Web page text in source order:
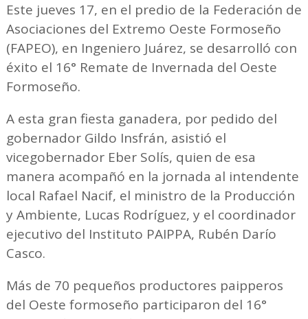
Este jueves 17, en el predio de la Federación de
Asociaciones del Extremo Oeste Formoseño
(FAPEO), en Ingeniero Juárez, se desarrolló con
éxito el 16° Remate de Invernada del Oeste
Formoseño.
A esta gran fiesta ganadera, por pedido del
gobernador Gildo Insfrán, asistió el
vicegobernador Eber Solís, quien de esa
manera acompañó en la jornada al intendente
local Rafael Nacif, el ministro de la Producción
y Ambiente, Lucas Rodríguez, y el coordinador
ejecutivo del Instituto PAIPPA, Rubén Darío
Casco.
Más de 70 pequeños productores paipperos
del Oeste formoseño participaron del 16°